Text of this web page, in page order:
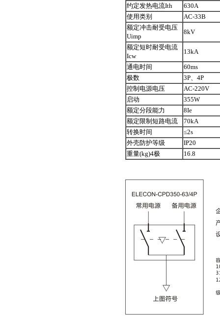
约定发热电流Ith
630A
使用类别
AC-33B
额定冲击耐受电压
Uimp
8kV
额定短时耐受电流
Icw
13kA
通电时间
60ms
极数
3P、4P
控制电源电压
AC-220V
启动
355W
额定分段能力
8Ie
额定限制短路电流
70kA
转换时间
≤2s
外壳防护等级
IP20
重量(kg)4极
16.8